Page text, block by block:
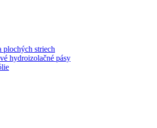
plochých striech
hydroizolačné pásy